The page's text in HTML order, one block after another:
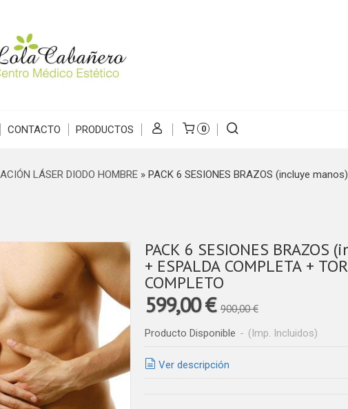
CONTACTO PRODUCTOS 0
LÁSER DIODO HOMBRE» PACK 6 SESIONES BRAZOS (incluye
PACK 6 SESIONES BRAZOS
+ ESPALDA COMPLETA + TORSO
COMPLETO
599,00 €900,00 €
Producto Disponible - (Imp. Incluidos)
Ver descripción